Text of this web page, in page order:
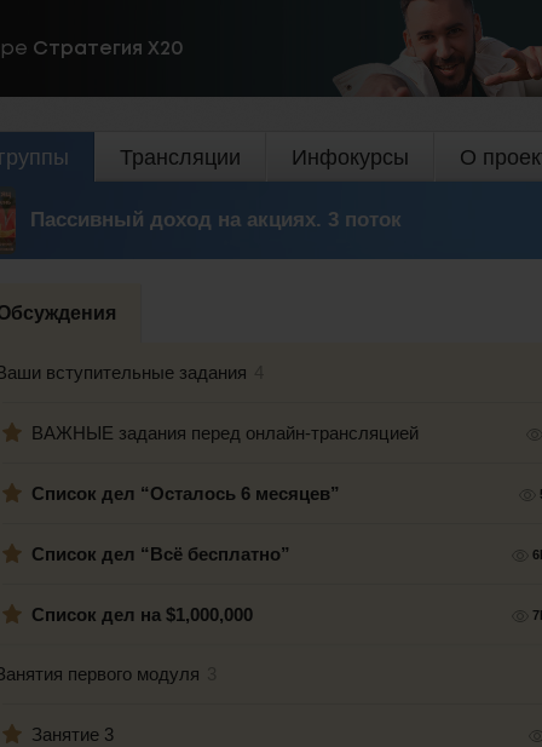
Стратегия Х20
Трансляции Инфокурсы О
Пассивный доход на акциях. 3 поток
вступительные задания
ВАЖНЫЕ задания перед онлайн-трансляцией
Список дел “Осталось 6 месяцев”
Список дел “Всё бесплатно”
Список дел на $1,000,000
первого модуля
Занятие 3